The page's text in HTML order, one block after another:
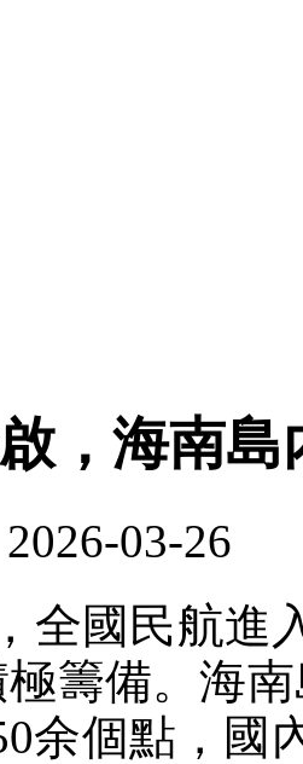
，海南
03-26
全國民航進
籌備。海
余個點，國